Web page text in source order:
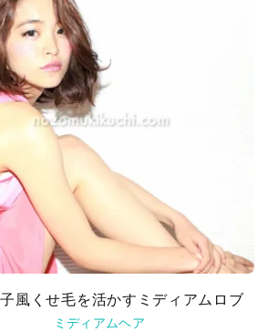
風くせ毛を活かすミディアムロブ
ミディアムヘア